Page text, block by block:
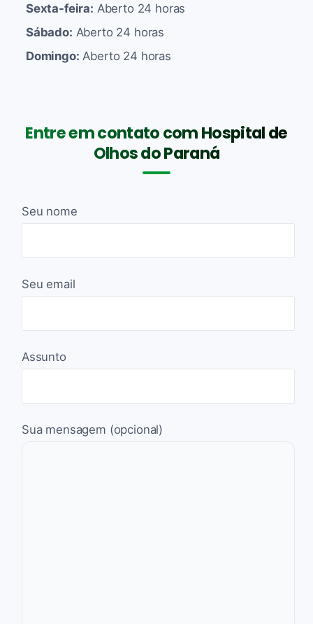
Sexta-feira: Aberto 24 horas
Sábado: Aberto 24 horas
Domingo: Aberto 24 horas
Entre em contato com Hospital de
Olhos do Paraná
Seu nome
Seu email
Assunto
Sua mensagem (opcional)